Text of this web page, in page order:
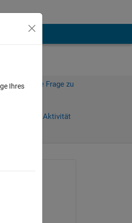
um diese Frage zu
um Aktivität
Ihres